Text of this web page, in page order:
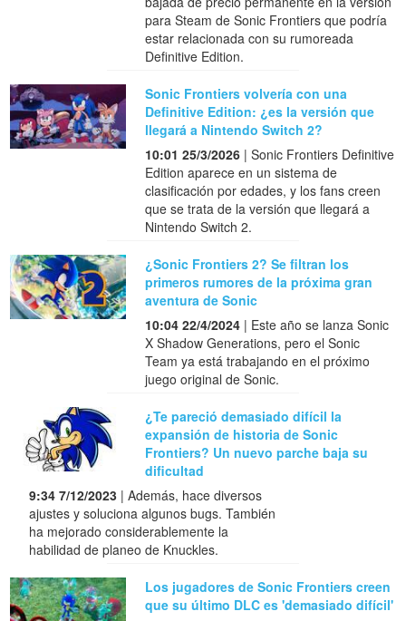
para Steam de Sonic Frontiers que podría
estar relacionada con su rumoreada
Definitive Edition.
Sonic Frontiers volvería con una
Definitive Edition: ¿es la versión que
llegará a Nintendo Switch 2?
10:01 25/3/2026 | Sonic Frontiers Definitive
Edition aparece en un sistema de
clasificación por edades, y los fans creen
que se trata de la versión que llegará a
Nintendo Switch 2.
¿Sonic Frontiers 2? Se filtran los
primeros rumores de la próxima gran
aventura de Sonic
10:04 22/4/2024 | Este año se lanza Sonic
X Shadow Generations, pero el Sonic
Team ya está trabajando en el próximo
juego original de Sonic.
¿Te pareció demasiado difícil la
expansión de historia de Sonic
Frontiers? Un nuevo parche baja su
dificultad
9:34 7/12/2023 | Además, hace diversos
ajustes y soluciona algunos bugs. También
ha mejorado considerablemente la
habilidad de planeo de Knuckles.
Los jugadores de Sonic Frontiers creen
que su último DLC es 'demasiado difícil'